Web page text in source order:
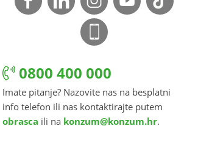
0800 400 000
Imate pitanje? Nazovite nas na besplatni
info telefon ili nas kontaktirajte putem
obrasca ili na konzum@konzum.hr.